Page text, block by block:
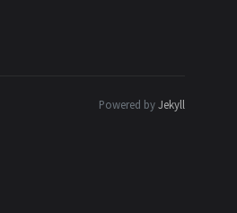
Powered byJekyll